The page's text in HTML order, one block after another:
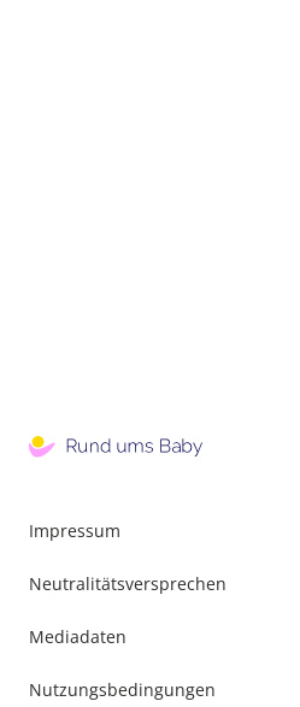
Impressum
Neutralitätsversprechen
Mediadaten
Nutzungsbedingungen